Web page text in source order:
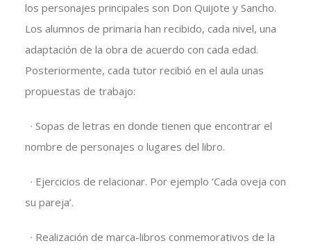
los personajes principales son Don Quijote y Sancho.
Los alumnos de primaria han recibido, cada nivel, una
adaptación de la obra de acuerdo con cada edad.
Posteriormente, cada tutor recibió en el aula unas
propuestas de trabajo:
· Sopas de letras en donde tienen que encontrar el
nombre de personajes o lugares del libro.
· Ejercicios de relacionar. Por ejemplo ‘Cada oveja con
su pareja’.
· Realización de marca-libros conmemorativos de la